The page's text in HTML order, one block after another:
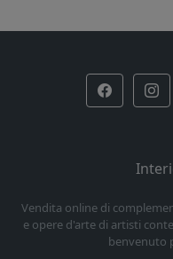
Vendita online di
e opere d'arte di artisti
benvenuto